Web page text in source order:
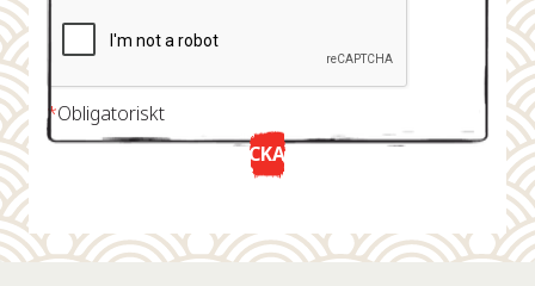
*Obligatoriskt
SKICKA NU